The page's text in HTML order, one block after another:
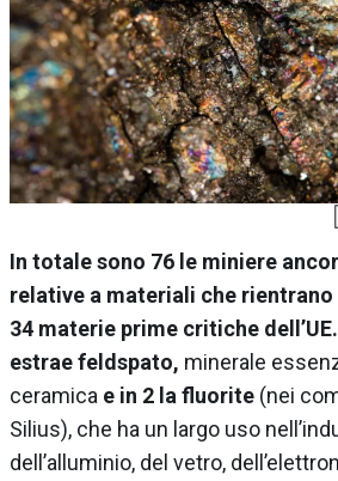
In totale sono 76 le miniere
relative a materiali che rientrano
34 materie prime critiche
estrae feldspato, minerale
ceramica e in 2 la fluorite (nei
Silius), che ha un largo uso
dell’alluminio, del vetro,